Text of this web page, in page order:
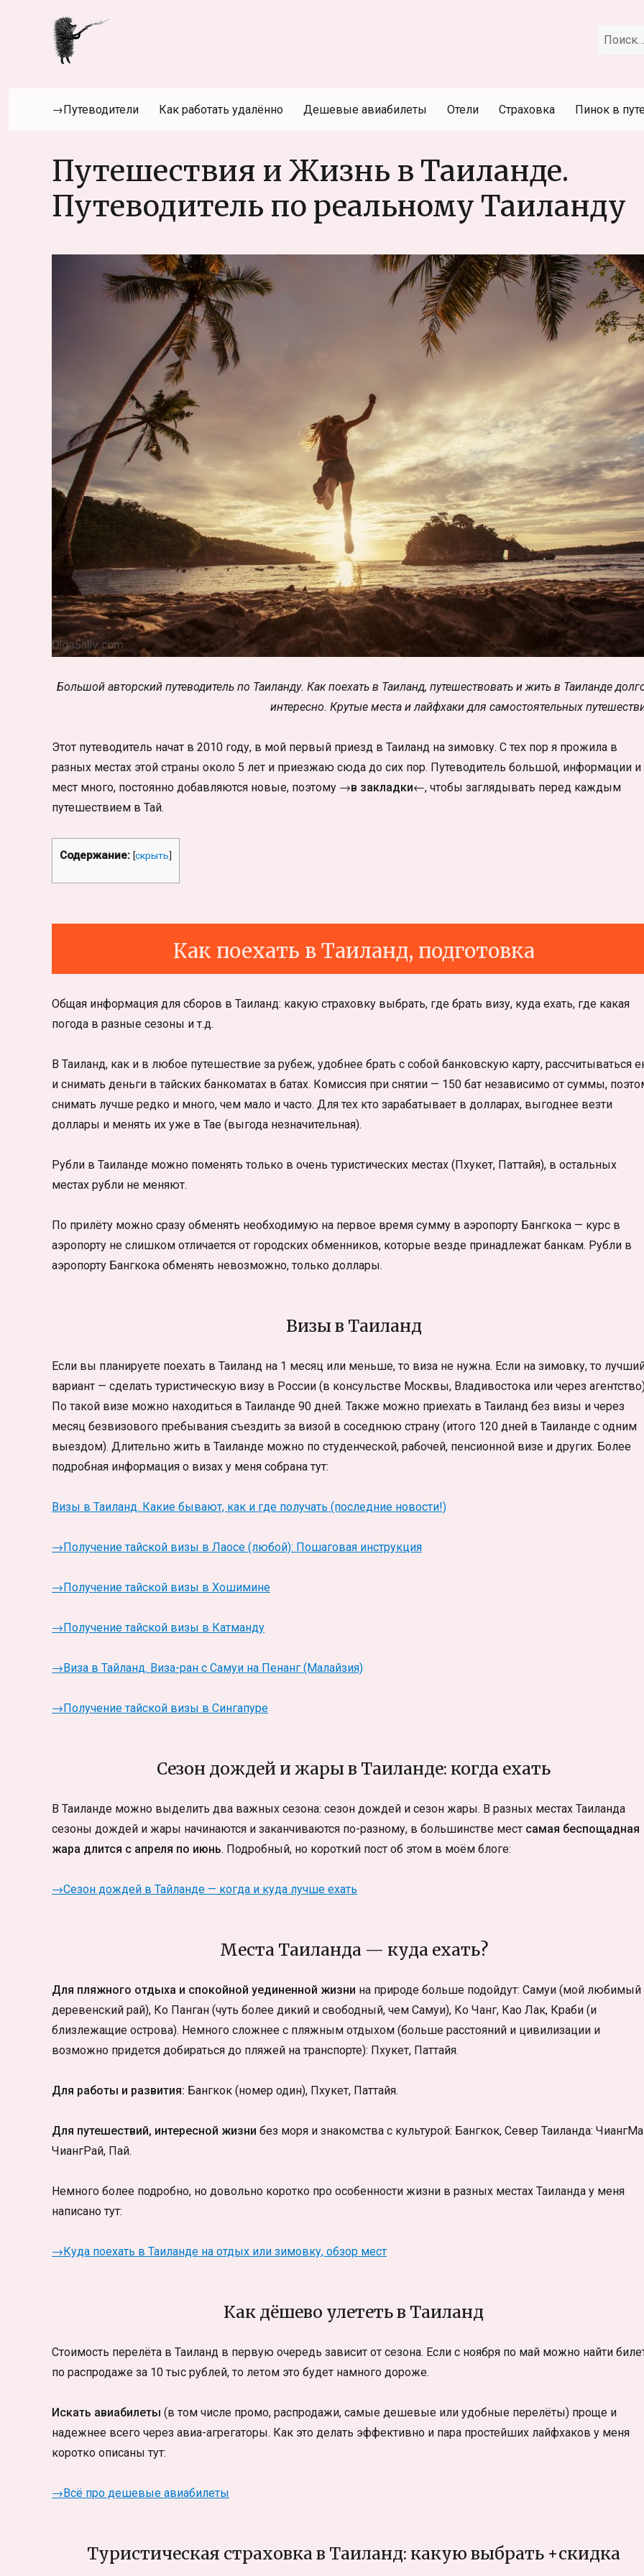
Искать:
→Путеводители Как работать удалённо Дешевые авиабилеты Отели Страховка Пинок в
Путешествия и Жизнь в Таиланде.
Путеводитель по реальному Таиланду
Большой авторский путеводитель по Таиланду. Как поехать в Таиланд, путешествовать и жить в Таиланде
интересно. Крутые места и лайфхаки для самостоятельных
Этот путеводитель начат в 2010 году, в мой первый приезд в Таиланд на зимовку. С тех пор я прожила в
разных местах этой страны около 5 лет и приезжаю сюда до сих пор. Путеводитель большой, информации и
мест много, постоянно добавляются новые, поэтому →в закладки←, чтобы заглядывать перед каждым
путешествием в Тай.
Содержание: [скрыть]
Как поехать в Таиланд, подготовка
Общая информация для сборов в Таиланд: какую страховку выбрать, где брать визу, куда ехать, где какая
погода в разные сезоны и т.д.
В Таиланд, как и в любое путешествие за рубеж, удобнее брать с собой банковскую карту, рассчитываться
и снимать деньги в тайских банкоматах в батах. Комиссия при снятии — 150 бат независимо от суммы,
снимать лучше редко и много, чем мало и часто. Для тех кто зарабатывает в долларах, выгоднее везти
доллары и менять их уже в Тае (выгода незначительная).
Рубли в Таиланде можно поменять только в очень туристических местах (Пхукет, Паттайя), в остальных
местах рубли не меняют.
По прилёту можно сразу обменять необходимую на первое время сумму в аэропорту Бангкока — курс в
аэропорту не слишком отличается от городских обменников, которые везде принадлежат банкам. Рубли в
аэропорту Бангкока обменять невозможно, только доллары.
Визы в Таиланд
Если вы планируете поехать в Таиланд на 1 месяц или меньше, то виза не нужна. Если на зимовку, то
вариант — сделать туристическую визу в России (в консульстве Москвы, Владивостока или через
По такой визе можно находиться в Таиланде 90 дней. Также можно приехать в Таиланд без визы и через
месяц безвизового пребывания съездить за визой в соседнюю страну (итого 120 дней в Таиланде с одним
выездом). Длительно жить в Таиланде можно по студенческой, рабочей, пенсионной визе и других. Более
подробная информация о визах у меня собрана тут:
Визы в Таиланд. Какие бывают, как и где получать (последние новости!)
→ Получение тайской визы в Лаосе (любой): Пошаговая инструкция
→ Получение тайской визы в Хошимине
→Получение тайской визы в Катманду
→ Виза в Тайланд. Виза-ран с Самуи на Пенанг (Малайзия)
→ Получение тайской визы в Сингапуре
Сезон дождей и жары в Таиланде: когда ехать
В Таиланде можно выделить два важных сезона: сезон дождей и сезон жары. В разных местах Таиланда
сезоны дождей и жары начинаются и заканчиваются по-разному, в большинстве мест самая беспощадная
жара длится с апреля по июнь. Подробный, но короткий пост об этом в моём блоге:
→Сезон дождей в Тайланде — когда и куда лучше ехать
Места Таиланда — куда ехать?
Для пляжного отдыха и спокойной уединенной жизни на природе больше подойдут: Самуи (мой любимый
деревенский рай), Ко Панган (чуть более дикий и свободный, чем Самуи), Ко Чанг, Као Лак, Краби (и
близлежащие острова). Немного сложнее с пляжным отдыхом (больше расстояний и цивилизации и
возможно придется добираться до пляжей на транспорте): Пхукет, Паттайя.
Для работы и развития: Бангкок (номер один), Пхукет, Паттайя.
Для путешествий, интересной жизни без моря и знакомства с культурой: Бангкок, Север Таиланда:
ЧиангРай, Пай.
Немного более подробно, но довольно коротко про особенности жизни в разных местах Таиланда у меня
написано тут:
→Куда поехать в Таиланде на отдых или зимовку, обзор мест
Как дёшево улететь в Таиланд
Стоимость перелёта в Таиланд в первую очередь зависит от сезона. Если с ноября по май можно найти
по распродаже за 10 тыс рублей, то летом это будет намного дороже.
Искать авиабилеты (в том числе промо, распродажи, самые дешевые или удобные перелёты) проще и
надежнее всего через авиа-агрегаторы. Как это делать эффективно и пара простейших лайфхаков у меня
коротко описаны тут:
→Всё про дешевые авиабилеты
Туристическая страховка в Таиланд: какую выбрать +скидка